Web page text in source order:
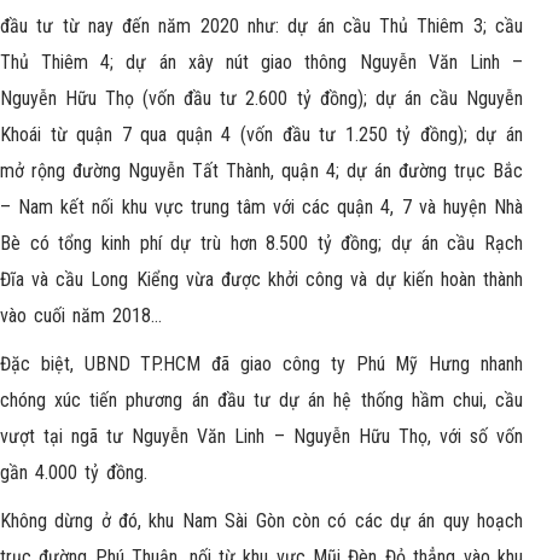
đầu tư từ nay đến năm 2020 như: dự án cầu Thủ Thiêm 3; cầu
Thủ Thiêm 4; dự án xây nút giao thông Nguyễn Văn Linh –
Nguyễn Hữu Thọ (vốn đầu tư 2.600 tỷ đồng); dự án cầu Nguyễn
Khoái từ quận 7 qua quận 4 (vốn đầu tư 1.250 tỷ đồng); dự án
mở rộng đường Nguyễn Tất Thành, quận 4; dự án đường trục Bắc
– Nam kết nối khu vực trung tâm với các quận 4, 7 và huyện Nhà
Bè có tổng kinh phí dự trù hơn 8.500 tỷ đồng; dự án cầu Rạch
Đĩa và cầu Long Kiểng vừa được khởi công và dự kiến hoàn thành
vào cuối năm 2018…
Đặc biệt, UBND TP.HCM đã giao công ty Phú Mỹ Hưng nhanh
chóng xúc tiến phương án đầu tư dự án hệ thống hầm chui, cầu
vượt tại ngã tư Nguyễn Văn Linh – Nguyễn Hữu Thọ, với số vốn
gần 4.000 tỷ đồng.
Không dừng ở đó, khu Nam Sài Gòn còn có các dự án quy hoạch